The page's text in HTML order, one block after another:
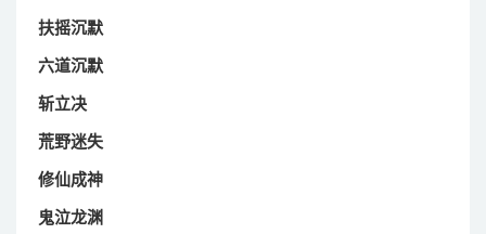
扶摇沉默
六道沉默
斩立决
荒野迷失
修仙成神
鬼泣龙渊